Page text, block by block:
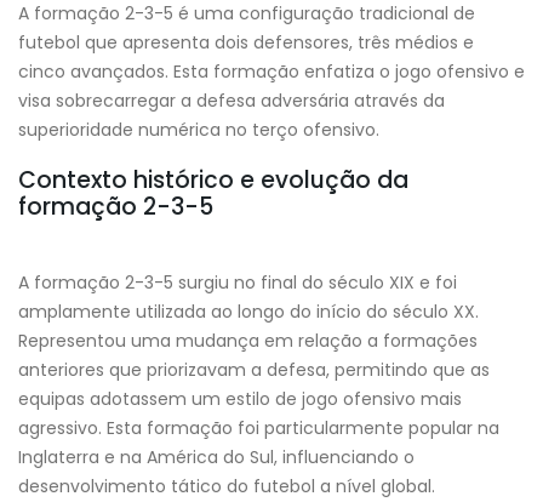
A formação 2-3-5 é uma configuração tradicional de
futebol que apresenta dois defensores, três médios e
cinco avançados. Esta formação enfatiza o jogo ofensivo e
visa sobrecarregar a defesa adversária através da
superioridade numérica no terço ofensivo.
Contexto histórico e evolução da
formação 2-3-5
A formação 2-3-5 surgiu no final do século XIX e foi
amplamente utilizada ao longo do início do século XX.
Representou uma mudança em relação a formações
anteriores que priorizavam a defesa, permitindo que as
equipas adotassem um estilo de jogo ofensivo mais
agressivo. Esta formação foi particularmente popular na
Inglaterra e na América do Sul, influenciando o
desenvolvimento tático do futebol a nível global.